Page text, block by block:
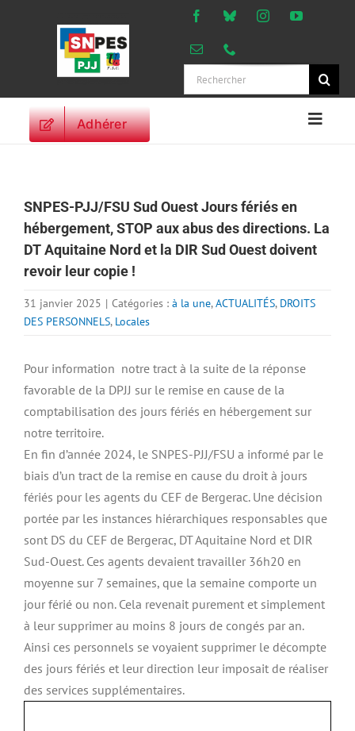
Rechercher:
Adhérer
ORIENTATIONS
PROFESSIONNELLES
DROITS DES
VIE SYNDICALE
SNPES-PJJ/FSU Sud Ouest Jours fériés en
hébergement, STOP aux abus des directions. La
DT Aquitaine Nord et la DIR Sud Ouest doivent
revoir leur copie !
31 janvier 2025 | Catégories : à la une,ACTUALITÉS, DROITS
DES PERSONNELS, Locales
Pour information notre tract à la suite de la réponse
favorable de la DPJJ sur le remise en cause de la
comptabilisation des jours fériés en hébergement sur
notre territoire.
En fin d’année 2024, le SNPES-PJJ/FSU a informé par le
biais d’un tract de la remise en cause du droit à jours
fériés pour les agents du CEF de Bergerac. Une décision
portée par les instances hiérarchiques responsables que
sont DS du CEF de Bergerac, DT Aquitaine Nord et DIR
Sud-Ouest. Ces agents devaient travailler 36h20 en
moyenne sur 7 semaines, que la semaine comporte un
jour férié ou non. Cela revenait purement et simplement
à leur supprimer au moins 8 jours de congés par an.
Ainsi ces personnels se voyaient supprimer le décompte
des jours fériés et leur direction leur imposait de réaliser
des services supplémentaires.